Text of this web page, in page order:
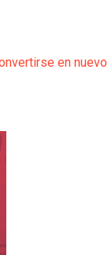
en nuevo